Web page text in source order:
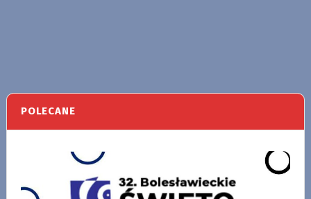
POLECANE